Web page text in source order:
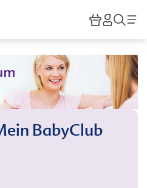
HiPP
BabyClub